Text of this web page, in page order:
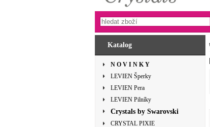
Katalog
N O V I N K Y
LEVIEN Šperky
LEVIEN Pera
LEVIEN Pilníky
Crystals by Swarovski
CRYSTAL PIXIE